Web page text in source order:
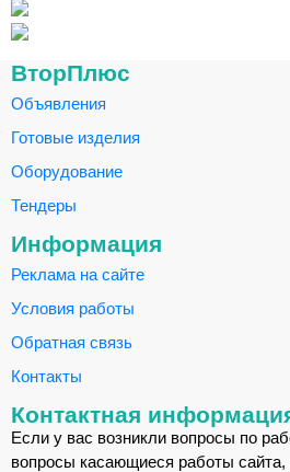
ВторПлюс
Объявления
Готовые изделия
Оборудование
Тендеры
Информация
Реклама на сайте
Условия работы
Обратная связь
Контакты
Контактная
Если у вас возникли вопросы по
вопросы касающиеся работы сайта,